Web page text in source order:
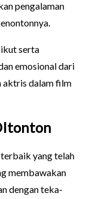
pengalaman
serta
emosional dari
aktris dalam film
yang telah
membawakan
dengan teka-